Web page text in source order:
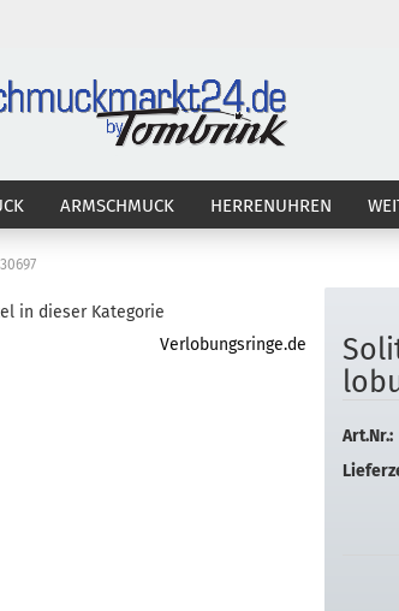
ARMSCHMUCK HERRENUHREN
in dieser Kategorie
Verlobungsringe.de
Art.Nr.: